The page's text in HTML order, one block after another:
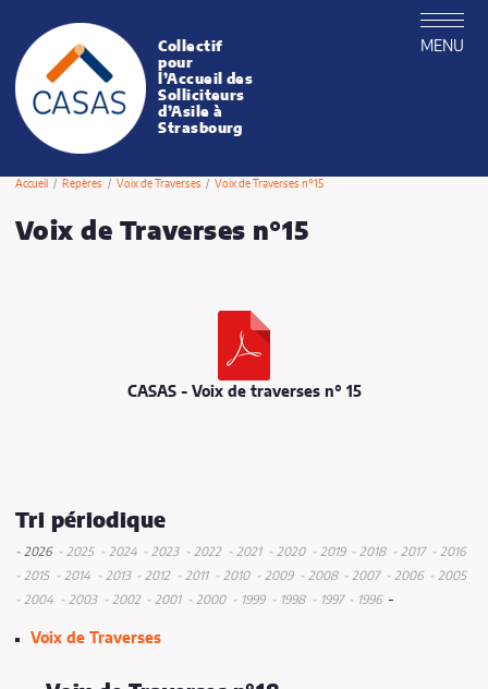
CASAS
Collectif
pour
l’Accueil des
Solliciteurs
d’Asile à
Strasbourg
MENU
Accueil Repères Voix de Traverses Voix de Traverses n°15
Voix de Traverses n°15
CASAS - Voix de traverses n° 15
Tri périodique
- 2026
mai
janvier
- 2025
juin
- 2024
décembre
mai
- 2023
novembre
mai
- 2022
juin
- 2021
décembre
juin
- 2020
décembre
mai
- 2019
mai
- 2018
novembre
- 2017 - 2016
- 2015
décembre
- 2014
décembre
- 2013
juin
- 2012
décembre
- 2011
septembre
- 2010
décembre
- 2009
octobre
- 2008
décembre
- 2007 - 2006 - 2005
- 2004 - 2003 - 2002
mai
- 2001 - 2000 - 1999 - 1998 - 1997 - 1996 -
Voix de Traverses